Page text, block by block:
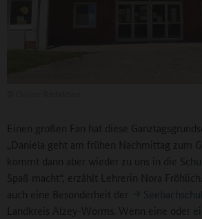
Einen großen Fan hat diese
„Daniela geht am frühen Nachmittag zum
kommt dann aber wieder zu uns in die
Spaß macht“, erzählt Lehrerin Nora
auch eine Besonderheit der
Landkreis Alzey-Worms. Wenn eine oder